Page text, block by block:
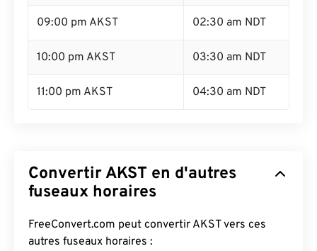
09:00 pm AKST 02:30 am NDT
10:00 pm AKST 03:30 am NDT
11:00 pm AKST 04:30 am NDT
Convertir AKST en d'autres
fuseaux horaires
FreeConvert.com peut convertir AKST vers ces
autres fuseaux horaires :